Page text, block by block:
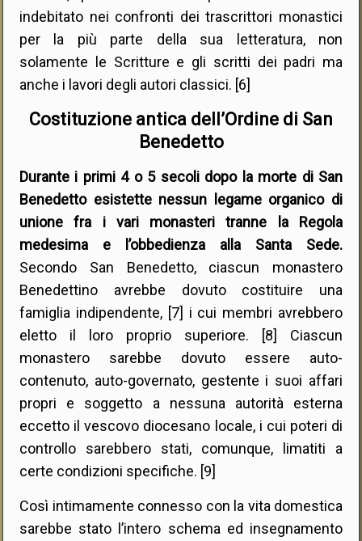
indebitato nei confronti dei trascrittori monastici
per la più parte della sua letteratura, non
solamente le Scritture e gli scritti dei padri ma
anche i lavori degli autori classici. [6]
Costituzione antica dell’Ordine di San
Benedetto
Durante i primi 4 o 5 secoli dopo la morte di San
Benedetto esistette nessun legame organico di
unione fra i vari monasteri tranne la Regola
medesima e l’obbedienza alla Santa Sede.
Secondo San Benedetto, ciascun monastero
Benedettino avrebbe dovuto costituire una
famiglia indipendente, [7] i cui membri avrebbero
eletto il loro proprio superiore. [8] Ciascun
monastero sarebbe dovuto essere auto-
contenuto, auto-governato, gestente i suoi affari
propri e soggetto a nessuna autorità esterna
eccetto il vescovo diocesano locale, i cui poteri di
controllo sarebbero stati, comunque, limatiti a
certe condizioni specifiche. [9]
Così intimamente connesso con la vita domestica
sarebbe stato l’intero schema ed insegnamento